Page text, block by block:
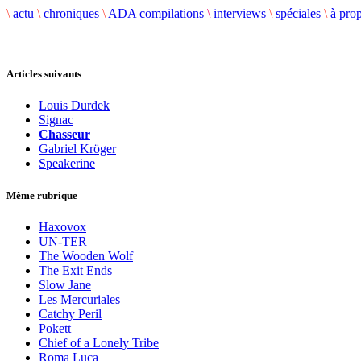
\ actu \ chroniques \ ADA compilations \ interviews \ spéciales \ à
Articles suivants
Louis Durdek
Signac
Chasseur
Gabriel Kröger
Speakerine
Même rubrique
Haxovox
UN-TER
The Wooden Wolf
The Exit Ends
Slow Jane
Les Mercuriales
Catchy Peril
Pokett
Chief of a Lonely Tribe
Roma Luca